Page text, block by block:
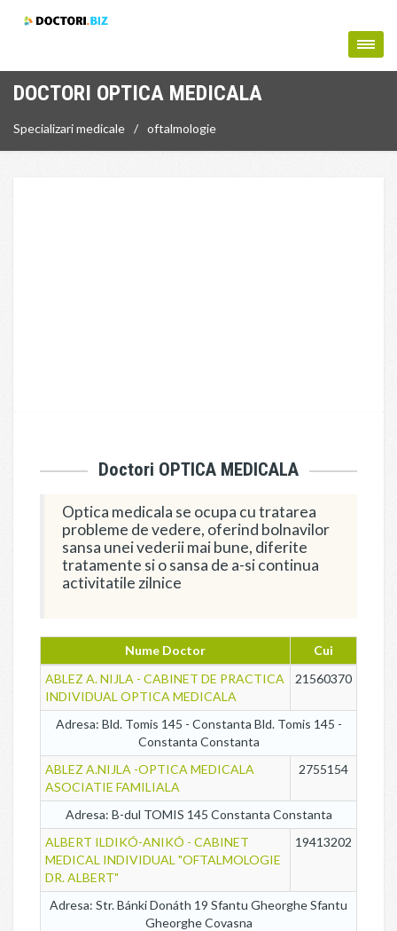
DOCTORI OPTICA MEDICALA
Specializari medicale oftalmologie
Doctori OPTICA MEDICALA
Optica medicala se ocupa cu tratarea
probleme de vedere, oferind bolnavilor
sansa unei vederii mai bune, diferite
tratamente si o sansa de a-si continua
activitatile zilnice
Nume Doctor
Cui
ABLEZ A. NIJLA - CABINET DE PRACTICA
INDIVIDUAL OPTICA MEDICALA
21560370
Adresa: Bld. Tomis 145 - Constanta Bld. Tomis 145 -
Constanta Constanta
ABLEZ A.NIJLA -OPTICA MEDICALA
ASOCIATIE FAMILIALA
2755154
Adresa: B-dul TOMIS 145 Constanta Constanta
ALBERT ILDIKÓ-ANIKÓ - CABINET
MEDICAL INDIVIDUAL "OFTALMOLOGIE
DR. ALBERT"
19413202
Adresa: Str. Bánki Donáth 19 Sfantu Gheorghe Sfantu
Gheorghe Covasna